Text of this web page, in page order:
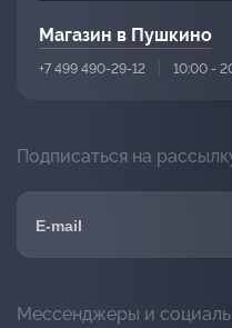
Магазин в Пушкино
+7 499 490-29-12 10:00 -
Подписаться на
Мессенджеры и